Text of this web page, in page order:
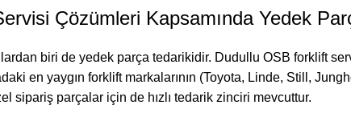
Çözümleri Kapsamında Yedek
biri de yedek parça tedarikidir. Dudullu OSB forklift
en yaygın forklift markalarının (Toyota, Linde, Still,
sipariş parçalar için de hızlı tedarik zinciri mevcuttur.